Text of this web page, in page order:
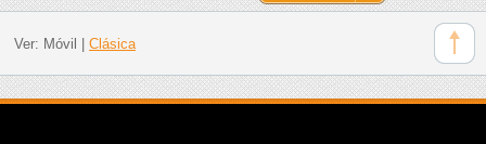
Ver: Móvil Clásica